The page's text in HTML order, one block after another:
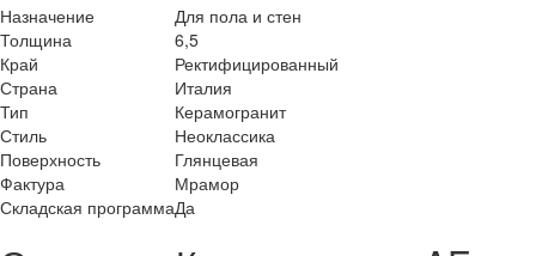
Назначение
Для пола и стен
Толщина
6,5
Край
Ректифицированный
Страна
Италия
Тип
Керамогранит
Стиль
Неоклассика
Поверхность
Глянцевая
Фактура
Мрамор
Складская программаДа